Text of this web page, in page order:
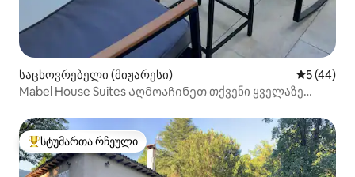
საცხოვრებელი (მიჟარესი) საშუალო
5 (44)
Mabel House Suites Აღმოაჩინეთ თქვენი ყველაზე
სტუმართა რჩეული მოწინავე ვარიანტი
სტუმართა რჩეული